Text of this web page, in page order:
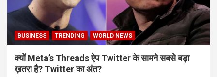
BUSINESS TRENDING WORLD NEWS
क्यों Meta’s Threads ऐप Twitter के सामने सबसे बड़ा
ख़तरा है? Twitter का अंत?